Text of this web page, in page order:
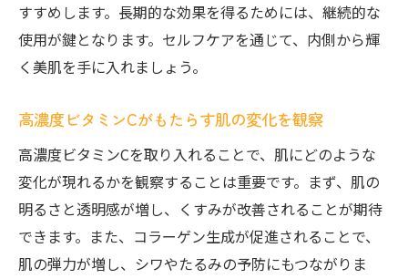
すすめします。長期的な効果を得るためには、継続的な
使用が鍵となります。セルフケアを通じて、内側から輝
く美肌を手に入れましょう。
高濃度ビタミンCがもたらす肌の変化を観察
高濃度ビタミンCを取り入れることで、肌にどのような
変化が現れるかを観察することは重要です。まず、肌の
明るさと透明感が増し、くすみが改善されることが期待
できます。また、コラーゲン生成が促進されることで、
肌の弾力が増し、シワやたるみの予防にもつながりま